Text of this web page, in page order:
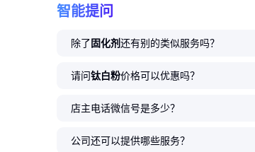
智能提问
除了固化剂还有别的类似服务吗？
请问钛白粉价格可以优惠吗？
店主电话微信号是多少？
公司还可以提供哪些服务？